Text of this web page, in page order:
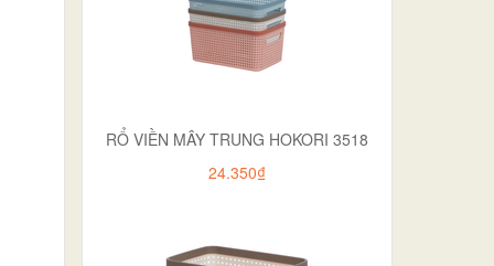
RỔ VIỀN MÂY TRUNG HOKORI 3518
24.350₫